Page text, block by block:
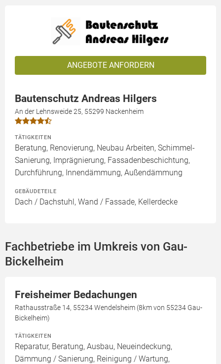
ANGEBOTE ANFORDERN
Bautenschutz Andreas Hilgers
An der Lehnsweide 25, 55299 Nackenheim
TÄTIGKEITEN
Beratung, Renovierung, Neubau Arbeiten, Schimmel-
Sanierung, Imprägnierung, Fassadenbeschichtung,
Durchführung, Innendämmung, Außendämmung
GEBÄUDETEILE
Dach / Dachstuhl, Wand / Fassade, Kellerdecke
Fachbetriebe im Umkreis von Gau-
Bickelheim
Freisheimer Bedachungen
Rathausstraße 14, 55234 Wendelsheim (8km von 55234 Gau-
Bickelheim)
TÄTIGKEITEN
Reparatur, Beratung, Ausbau, Neueindeckung,
Dämmung / Sanierung, Reinigung / Wartung,